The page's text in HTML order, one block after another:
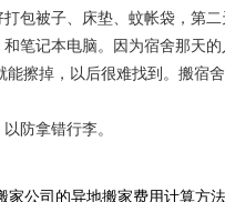
包被子、床垫、蚊帐袋，第二
笔记本电脑。因为宿舍那天
擦掉，以后很难找到。搬宿
防拿错行李。
家公司的异地搬家费用计算方法